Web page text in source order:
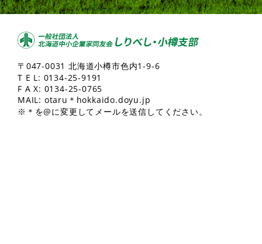
〒047-0031 北海道小樽市色内1-9-6
T E L: 0134-25-9191
F A X: 0134-25-0765
MAIL: otaru＊hokkaido.doyu.jp
※＊を@に変更してメールを送信してください。